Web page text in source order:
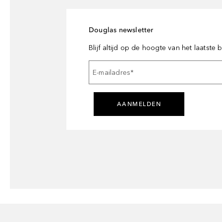
Douglas newsletter
Blijf altijd op de hoogte van het laatste
E-mailadres*
AANMELDEN